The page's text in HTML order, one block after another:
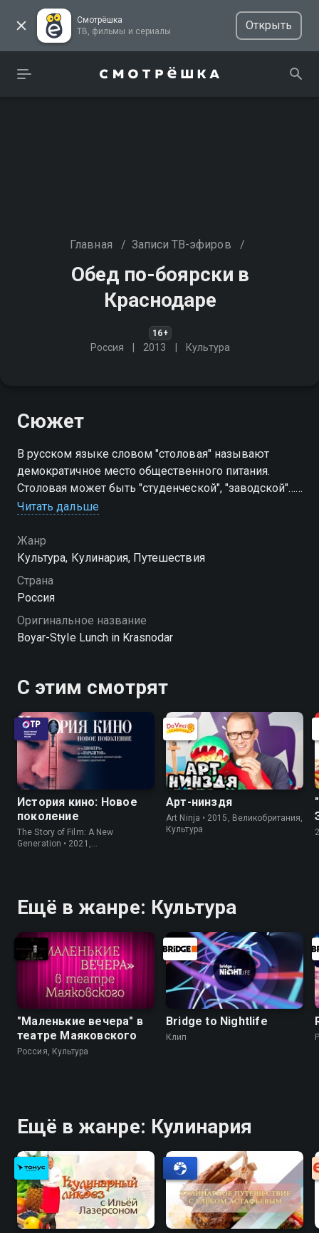
Смотрёшка
ТВ, фильмы и сериалы
Открыть
Главная / Записи ТВ-эфиров /
Обед по-боярски в
Краснодаре
16+
Россия 2013 Культура
Сюжет
В русском языке словом "столовая" называют
демократичное место общественного питания.
Столовая может быть "студенческой", "заводской"…
К столовой, в которой оказалась Румия Ниязова,
Читать дальше
Жанр
Культура, Кулинария, Путешествия
Страна
Россия
Оригинальное название
Boyar-Style Lunch in Krasnodar
С этим смотрят
История кино: Новое
поколение
The Story of Film: A New
Generation • 2021,
Арт-нинздя
Art Ninja • 2015, Великобритания,
Культура
Ещё в жанре: Культура
"Маленькие вечера" в
театре Маяковского
Россия, Культура
Bridge to Nightlife
Клип
Ещё в жанре: Кулинария